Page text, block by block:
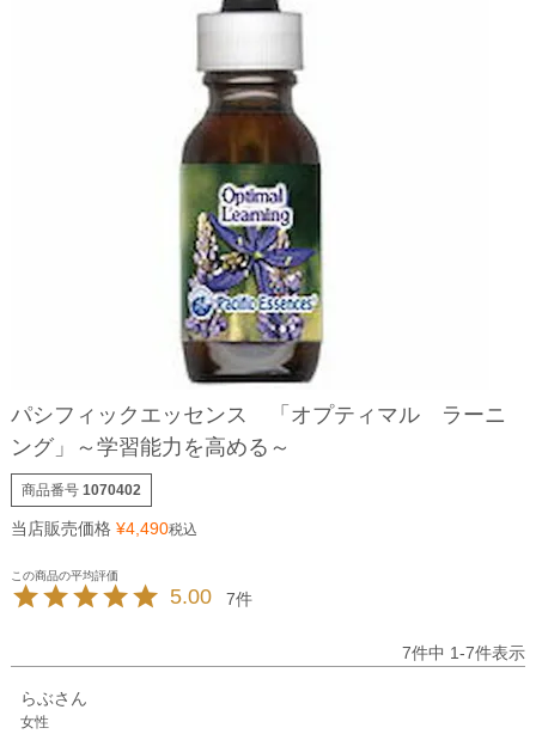
パシフィックエッセンス 「オプティマル ラーニ
ング」～学習能力を高める～
商品番号 1070402
当店販売価格 ¥4,490税込
5.00 7
7件中 1-7件表示
らぶ
女性